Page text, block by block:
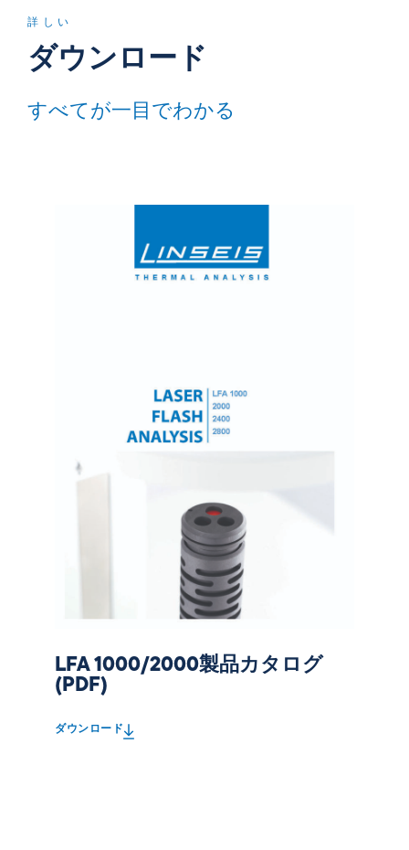
詳しい
ダウンロード
すべてが一目でわかる
LFA 1000/2000製品カタログ
(PDF)
ダウンロード